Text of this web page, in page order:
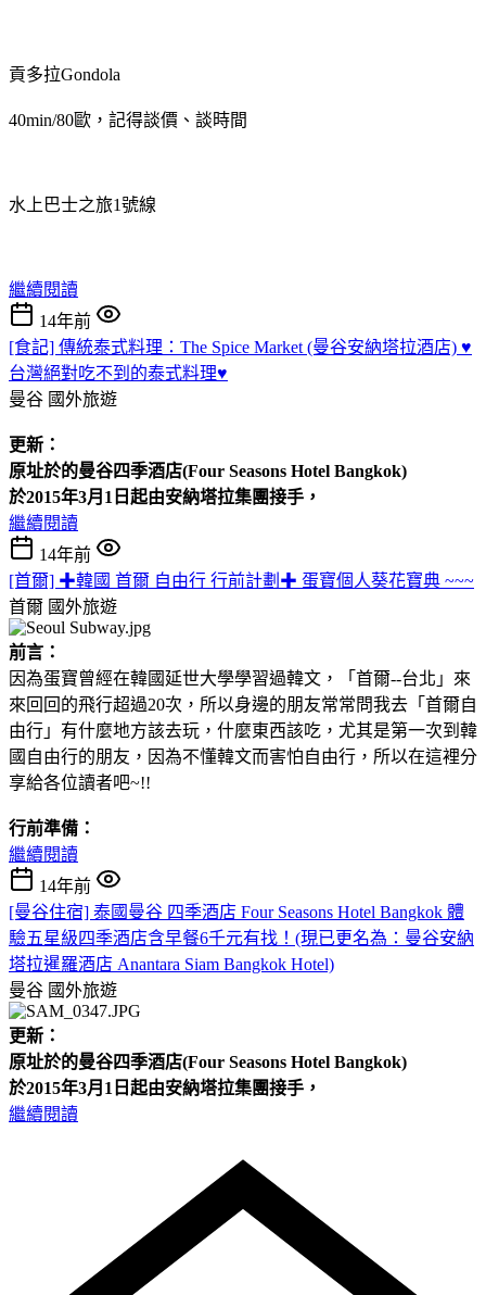
貢多拉Gondola
40min/80歐，記得談價、談時間
水上巴士之旅1號線
繼續閱讀
14年前
[食記] 傳統泰式料理：The Spice Market (曼谷安納塔拉酒店) ♥
台灣絕對吃不到的泰式料理♥
曼谷 國外旅遊
更新：
原址於的曼谷四季酒店(Four Seasons Hotel Bangkok)
於2015年3月1日起由安納塔拉集團接手，
繼續閱讀
14年前
[首爾] ✚韓國 首爾 自由行 行前計劃✚ 蛋寶個人葵花寶典 ~~~
首爾 國外旅遊
前言：
因為蛋寶曾經在韓國延世大學學習過韓文，「首爾--台北」來
來回回的飛行超過20次，所以身邊的朋友常常問我去「首爾自
由行」有什麼地方該去玩，什麼東西該吃，尤其是第一次到韓
國自由行的朋友，因為不懂韓文而害怕自由行，所以在這裡分
享給各位讀者吧~!!
行前準備：
繼續閱讀
14年前
[曼谷住宿] 泰國曼谷 四季酒店 Four Seasons Hotel Bangkok 體
驗五星級四季酒店含早餐6千元有找！(現已更名為：曼谷安納
塔拉暹羅酒店 Anantara Siam Bangkok Hotel)
曼谷 國外旅遊
更新：
原址於的曼谷四季酒店(Four Seasons Hotel Bangkok)
於2015年3月1日起由安納塔拉集團接手，
繼續閱讀